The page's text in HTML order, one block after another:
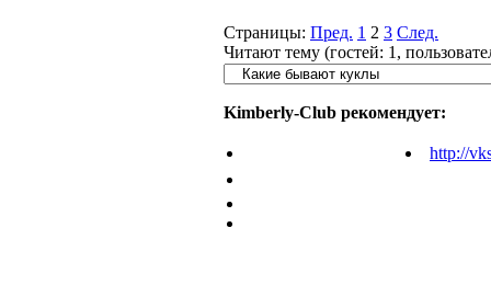
Страницы: Пред. 1 2 3 След.
Читают тему (гостей: 1 ,
Kimberly-Club рекомендует:
http://